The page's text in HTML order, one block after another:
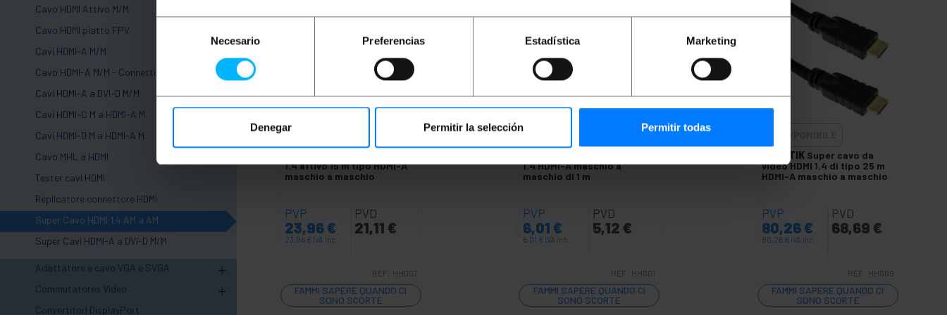
consentimiento
Necesario Preferencias Estadística Marketing
Denegar Permitir la selección Permitir todas
Cavo HDMI Attivo M/M
Cavo HDMI piatto FPV
Cavi HDMI-A M/M
Cavo HDMI-A M/M - Connettori rotanti
Cavi HDMI-A a DVI-D M/M
Cavi HDMI-C M a HDMI-A M
Cavi HDMI-D M a HDMI-A M
Cavo MHL a HDMI
Tester cavi HDMI
Replicatore connettore HDMI
Super Cavo HDMI 1.4 AM a AM
Super Cavi HDMI-A a DVI-D M/M
Adattatore e cavo VGA e SVGA +
Commutatores Video +
Convertitori DisplayPort
1.4 attivo 15 m tipo HDMI-A
maschio a maschio
PVP
23,96€
23,96 € IVA inc.
PVD
21,11 €
REF: HH007
FAMMI SAPERE QUANDO CI
SONO SCORTE
1.4 HDMI-A maschio a
maschio di 1 m
PVP
6,01€
6,01 € IVA inc.
PVD
5,12 €
REF: HH001
FAMMI SAPERE QUANDO CI
SONO SCORTE
BEMATIK Super cavo da
video HDMI 1.4 di tipo 25 m
HDMI-A maschio a maschio
PVP
80,26€
80,26 € IVA inc.
PVD
68,69 €
REF: HH009
FAMMI SAPERE QUANDO CI
SONO SCORTE